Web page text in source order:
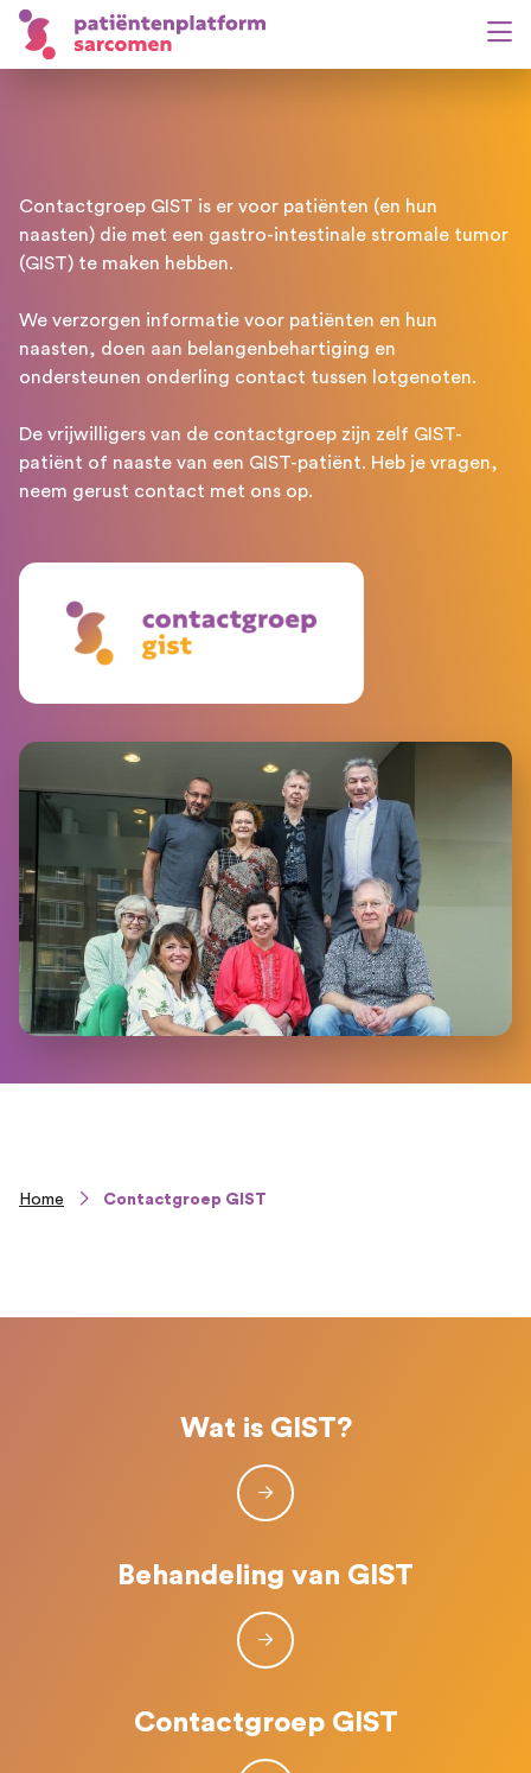
Contactgroep GIST is er voor patiënten (en hun
naasten) die met een gastro-intestinale stromale tumor
(GIST) te maken hebben.
We verzorgen informatie voor patiënten en hun
naasten, doen aan belangenbehartiging en
ondersteunen onderling contact tussen lotgenoten.
De vrijwilligers van de contactgroep zijn zelf GIST-
patiënt of naaste van een GIST-patiënt. Heb je vragen,
neem gerust contact met ons op.
Home Contactgroep GIST
Wat is GIST?
Behandeling van GIST
Contactgroep GIST